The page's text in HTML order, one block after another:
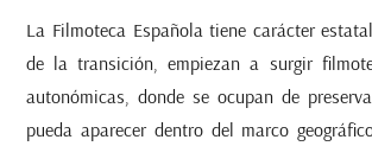
La Filmoteca Española tiene carácter
de la transición, empiezan a surgir
autonómicas, donde se ocupan de
pueda aparecer dentro del marco